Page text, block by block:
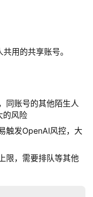
用的共享账号。
同账号的其他陌生人
的风险
触发OpenAI风控，大
限，需要排队等其他